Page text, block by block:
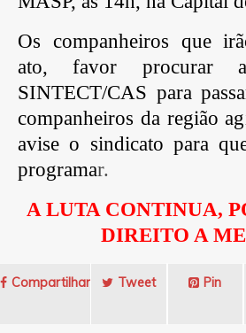
Os companheiros que
ato, favor procurar
SINTECT/CAS para
companheiros da região
avise o sindicato para
programar.
A LUTA CONTINUA,
DIREITO A
Compartilhar Tweet Pin